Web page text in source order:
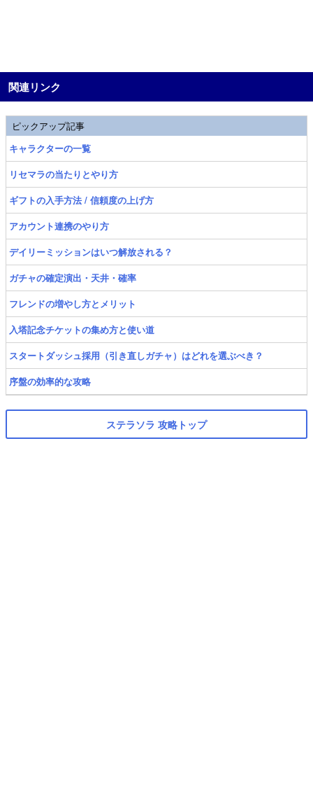
関連リンク
ピックアップ記事
キャラクターの一覧
リセマラの当たりとやり方
ギフトの入手方法 / 信頼度の上げ方
アカウント連携のやり方
デイリーミッションはいつ解放される？
ガチャの確定演出・天井・確率
フレンドの増やし方とメリット
入塔記念チケットの集め方と使い道
スタートダッシュ採用（引き直しガチャ）はどれを選ぶべき？
序盤の効率的な攻略
ステラソラ 攻略トップ